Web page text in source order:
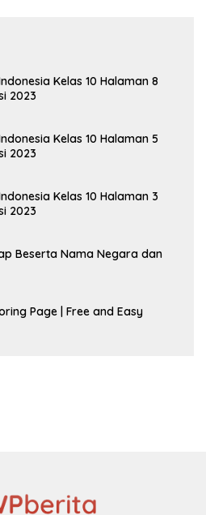
Kelas 10 Halaman 8
2023
Kelas 10 Halaman 5
2023
Kelas 10 Halaman 3
2023
Beserta Nama Negara dan
Page | Free and Easy